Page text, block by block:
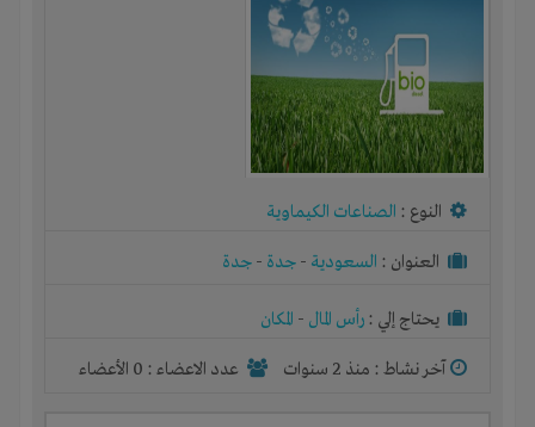
النوع : الصناعات الكيماوية
العنوان : السعودية - جدة - جدة
يحتاج إلي : رأس المال - المكان
آخر نشاط : منذ 2 سنوات عدد الاعضاء : 0 الأعضاء